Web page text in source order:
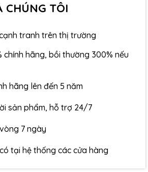
CHÚNG TÔI
tranh trên thị trường
chính hãng, bồi thường 300% nếu
hãng lên đến 5 năm
sản phẩm, hỗ trợ 24/7
7 ngày
tại hệ thống các cửa hàng